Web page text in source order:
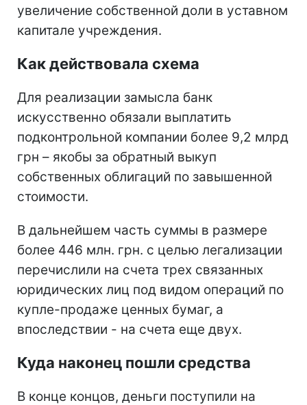
увеличение собственной доли в уставном
капитале учреждения.
Как действовала схема
Для реализации замысла банк
искусственно обязали выплатить
подконтрольной компании более 9,2 млрд
грн – якобы за обратный выкуп
собственных облигаций по завышенной
стоимости.
В дальнейшем часть суммы в размере
более 446 млн. грн. с целью легализации
перечислили на счета трех связанных
юридических лиц под видом операций по
купле-продаже ценных бумаг, а
впоследствии - на счета еще двух.
Куда наконец пошли средства
В конце концов, деньги поступили на